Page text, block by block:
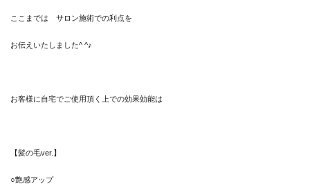
ここまでは サロン施術での利点を
お伝えいたしました^ ^♪
お客様に自宅でご使用頂く上での効果効能は
【髪の毛ver.】
○艶感アップ